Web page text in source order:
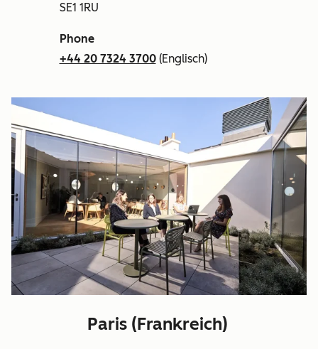
SE1 1RU
Phone
+44 20 7324 3700(Englisch)
Paris (Frankreich)